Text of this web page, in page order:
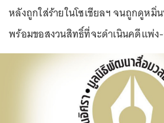
หลังถูกใส่ร้ายในโซเชียลฯ จนถูกดูหมิ่
พร้อมขอสงวนสิทธิ์ที่จะดำเนินคดีแพ่